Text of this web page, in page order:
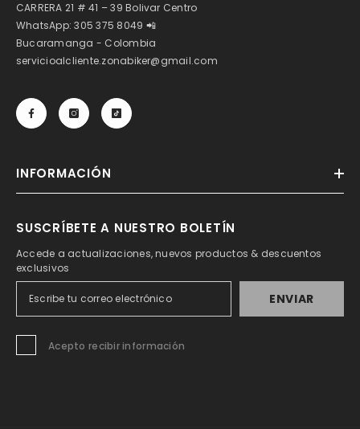
CARRERA 21 # 41 – 39 Bolivar Centro
WhatsApp: 305 375 8049 📲
Bucaramanga - Colombia
servicioalcliente.zonabiker@gmail.com
INFORMACIÓN
SUSCRÍBETE A NUESTRO BOLETÍN
Accede a actualizaciones, nuevos productos & descuentos
exclusivos
ENVIAR
Acepto recibir información